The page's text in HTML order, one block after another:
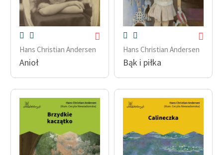
Regulamin biblioteki
Dane fundacji i
sprawozdania finansowe
Regulamin darowizn
Informacja o treściach
wrażliwych
Deklaracja dostępności
Hans Christian Andersen
Anioł
Hans Christian Andersen
Bąk i piłka